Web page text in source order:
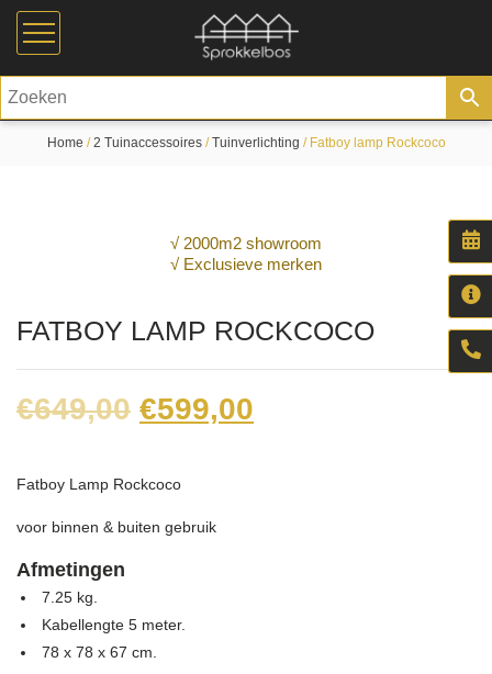
Home /2 Tuinaccessoires/Tuinverlichting / Fatboy lamp Rockcoco
√ 2000m2 showroom
√ Exclusieve merken
FATBOY LAMP ROCKCOCO
€649,00 Original
was:
€649,00.
€599,00
Fatboy Lamp Rockcoco
voor binnen & buiten gebruik
Afmetingen
7.25 kg.
Kabellengte 5 meter.
78 x 78 x 67 cm.